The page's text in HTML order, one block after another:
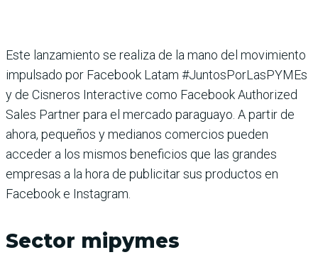
Este lanzamiento se realiza de la mano del movimiento
impulsado por Facebook Latam #JuntosPorLasPYMEs
y de Cisneros Interactive como Facebook Authorized
Sales Partner para el mercado paraguayo. A partir de
ahora, pequeños y medianos comercios pueden
acceder a los mismos beneficios que las grandes
empresas a la hora de publicitar sus productos en
Facebook e Instagram.
Sector mipymes